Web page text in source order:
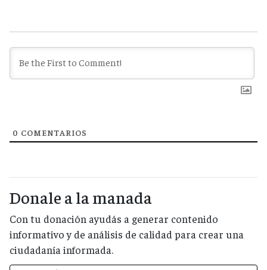
0 COMENTARIOS
Donale a la manada
Con tu donación ayudás a generar contenido
informativo y de análisis de calidad para crear una
ciudadanía informada.